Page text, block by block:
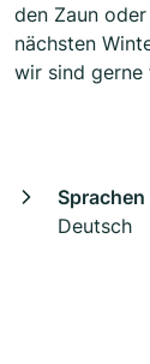
den Zaun
nächsten
wir sind gerne
Sprachen
Deutsch